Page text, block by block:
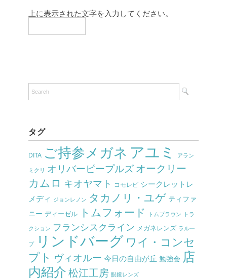
上に表示された文字を入力してください。
タグ
DITA ご持参メガネ アユミ アラン
ミクリ オリバーピープルズ オークリー
カムロ キオヤマト コモレビ シークレットレ
メディ
ジョンレノン タカノリ・ユゲ ティファ
ニー ディーゼル トムフォード トムブラウン トラ
クション フランシスクライン メガネレンズ ラルー
プ リンドバーグ ワイ・コンセ
プト ヴィオルー 今日の自由が丘 勉強会 店
内紹介 松江工房 眼鏡レンズ